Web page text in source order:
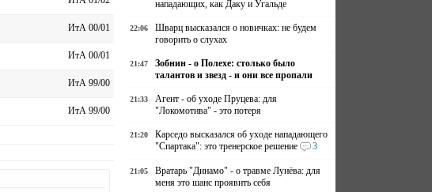
ИтА 00/01
ИтА 00/01
ИтА 99/00
ИтА 99/00
нападающих, как Даку и Угальде
22:06
Шварц высказался о новичках: не будем
говорить о слухах
21:47
Зобнин - о Полехе: столько было
талантов и звезд - и они все пропали
21:33
Агент - об уходе Пруцева: для
"Локомотива" - это потеря
21:20
Карседо высказался об уходе нападающего
"Спартака": это тренерское решение
3
21:05
Вратарь "Динамо" - о травме Лунёва: для
меня это шанс проявить себя